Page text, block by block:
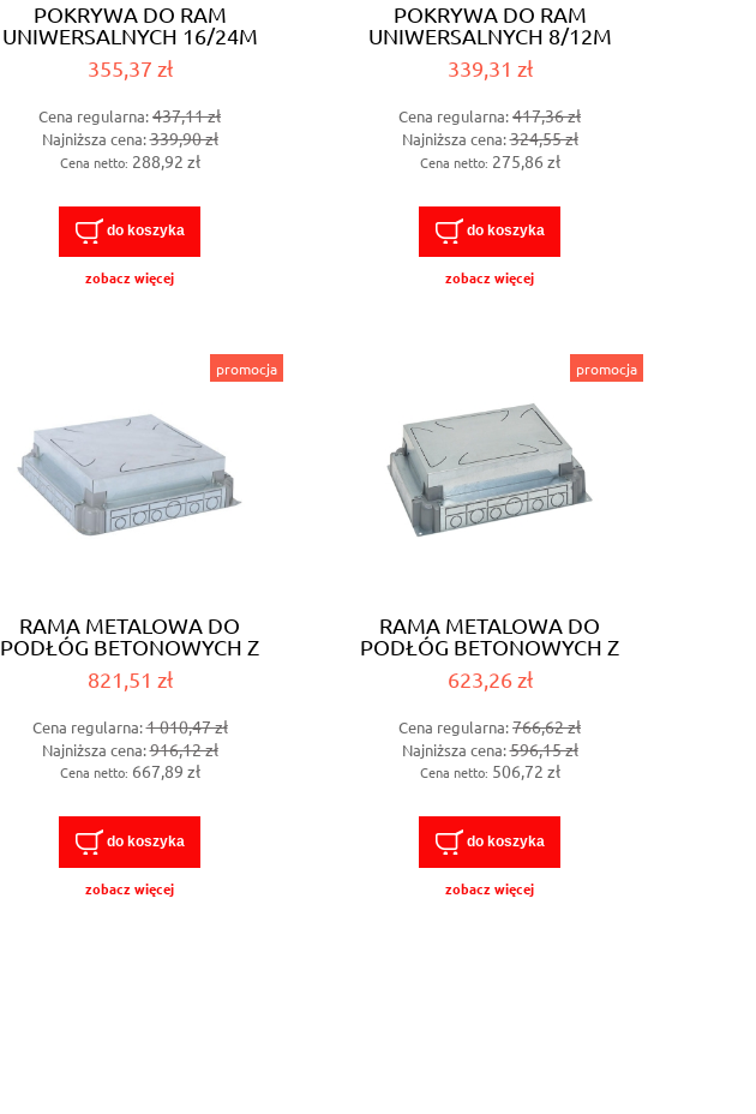
POKRYWA DO RAM
UNIWERSALNYCH 16/24M
(088083)
355,37 zł
Cena regularna:437,11 zł
Najniższa cena:339,90 zł
Cena netto: 288,92 zł
do koszyka
zobacz więcej
POKRYWA DO RAM
UNIWERSALNYCH 8/12M
(088081)
339,31 zł
Cena regularna:417,36 zł
Najniższa cena:324,55 zł
Cena netto: 275,86 zł
do koszyka
zobacz więcej
RAMA METALOWA DO
PODŁÓG BETONOWYCH Z
SAMOREGULACJĄ 16/24M
821,51 zł
Cena regularna:1 010,47 zł
Najniższa cena:916,12 zł
Cena netto: 667,89 zł
do koszyka
zobacz więcej
promocja
RAMA METALOWA DO
PODŁÓG BETONOWYCH Z
SAMOREGULACJĄ 8/12M
623,26 zł
Cena regularna:766,62 zł
Najniższa cena:596,15 zł
Cena netto: 506,72 zł
do koszyka
zobacz więcej
promocja